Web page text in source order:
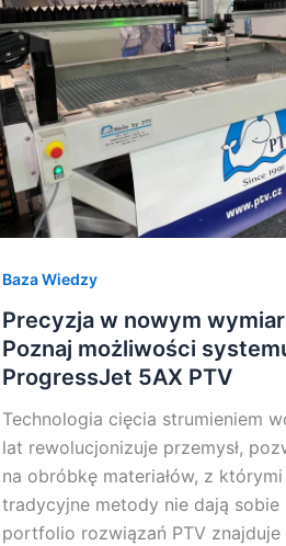
Baza Wiedzy
Precyzja w nowym
Poznaj możliwości
ProgressJet 5AX PTV
Technologia cięcia strumieniem
lat rewolucjonizuje przemysł,
na obróbkę materiałów, z którymi
tradycyjne metody nie dają sobie
portfolio rozwiązań PTV znajduje
wymiarze.
Poznaj
możliwości
systemu
ProgressJet
5AX
PTV